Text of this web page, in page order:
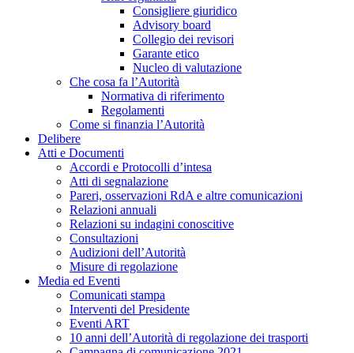
Consigliere giuridico
Advisory board
Collegio dei revisori
Garante etico
Nucleo di valutazione
Che cosa fa l’Autorità
Normativa di riferimento
Regolamenti
Come si finanzia l’Autorità
Delibere
Atti e Documenti
Accordi e Protocolli d’intesa
Atti di segnalazione
Pareri, osservazioni RdA e altre comunicazioni
Relazioni annuali
Relazioni su indagini conoscitive
Consultazioni
Audizioni dell’Autorità
Misure di regolazione
Media ed Eventi
Comunicati stampa
Interventi del Presidente
Eventi ART
10 anni dell’Autorità di regolazione dei trasporti